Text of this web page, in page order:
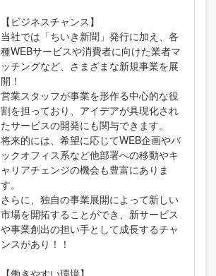
【ビジネスチャンス】
当社では「ちいき新聞」発行に加え、各
種WEBサービスや消費者に向けた業者マ
ッチングなど、さまざまな新規事業を展
開！
営業スタッフが事業を形作る中心的な役
割を担っており、アイデアが具現化され
たサービスの開発にも関与できます。
将来的には、希望に応じてWEB企画やバ
ックオフィス系など他部署への移動やキ
ャリアチェンジの機会も豊富にありま
す。
さらに、独自の事業展開によって新しい
市場を開拓することができ、新サービス
や事業創出の担い手として成長するチャ
ンスがあり！！